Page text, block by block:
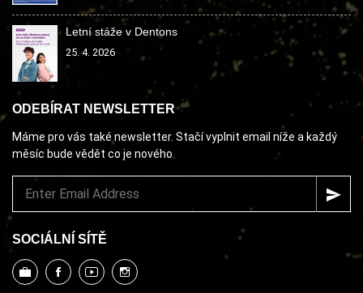
Letní stáže v Dentons
25. 4. 2026
ODEBÍRAT NEWSLETTER
Máme pro vás také newsletter. Stačí vyplnit email níže a každý
měsíc bude vědět co je nového.
SOCIÁLNÍ SÍTĚ